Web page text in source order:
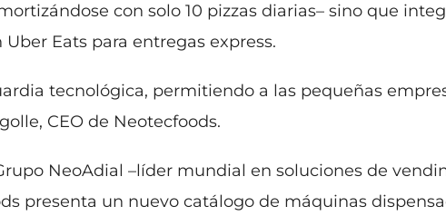
con solo 10 pizzas diarias– sino que
Eats para entregas express.
tecnológica, permitiendo a las pequeñas
CEO de Neotecfoods.
NeoAdial –líder mundial en soluciones de
presenta un nuevo catálogo de máquinas